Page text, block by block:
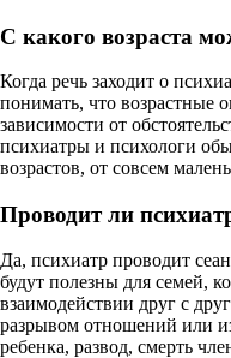
С какого возраста
Когда речь заходит о
понимать, что возрастные
зависимости от
психиатры и психологи
возрастов, от совсем
Проводит ли
Да, психиатр проводит
будут полезны для семей,
взаимодействии друг с
разрывом отношений или
ребенка, развод, смерть